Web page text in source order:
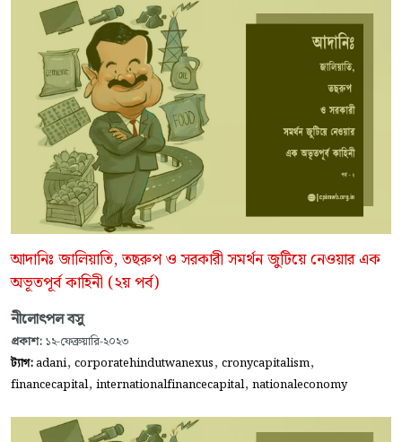
আদানিঃ জালিয়াতি, তছরুপ ও সরকারী সমর্থন জুটিয়ে নেওয়ার এক
অভূতপূর্ব কাহিনী (২য় পর্ব)
নীলোৎপল বসু
প্রকাশ: ১২-ফেব্রুয়ারি-২০২৩
ট্যাগ:adani, corporatehindutwanexus, cronycapitalism,
financecapital, internationalfinancecapital, nationaleconomy